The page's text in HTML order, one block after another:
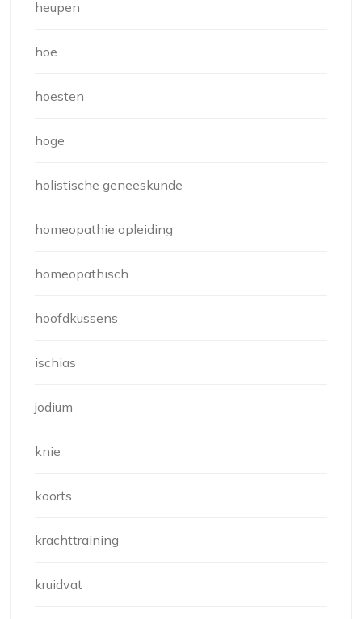
heupen
hoe
hoesten
hoge
holistische geneeskunde
homeopathie opleiding
homeopathisch
hoofdkussens
ischias
jodium
knie
koorts
krachttraining
kruidvat